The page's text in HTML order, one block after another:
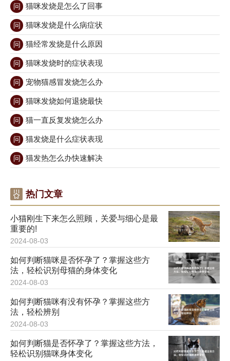
问 猫咪发烧是怎么了回事
问 猫咪发烧是什么病症状
问 猫经常发烧是什么原因
问 猫咪发烧时的症状表现
问 宠物猫感冒发烧怎么办
问 猫咪发烧如何退烧最快
问 猫一直反复发烧怎么办
问 猫发烧是什么症状表现
问 猫发热怎么办快速解决
热门文章
小猫刚生下来怎么照顾，关爱与细心是最
重要的!
2024-08-03
如何判断猫咪是否怀孕了？掌握这些方
法，轻松识别母猫的身体变化
2024-08-03
如何判断猫咪有没有怀孕？掌握这些方
法，轻松辨别
2024-08-03
如何判断猫是否怀孕了？掌握这些方法，
轻松识别猫咪身体变化